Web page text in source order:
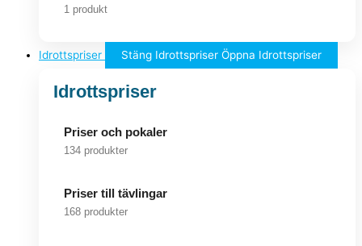
1 produkt
Idrottspriser Stäng Idrottspriser Öppna Idrottspriser
Idrottspriser
Priser och pokaler
134 produkter
Priser till tävlingar
168 produkter